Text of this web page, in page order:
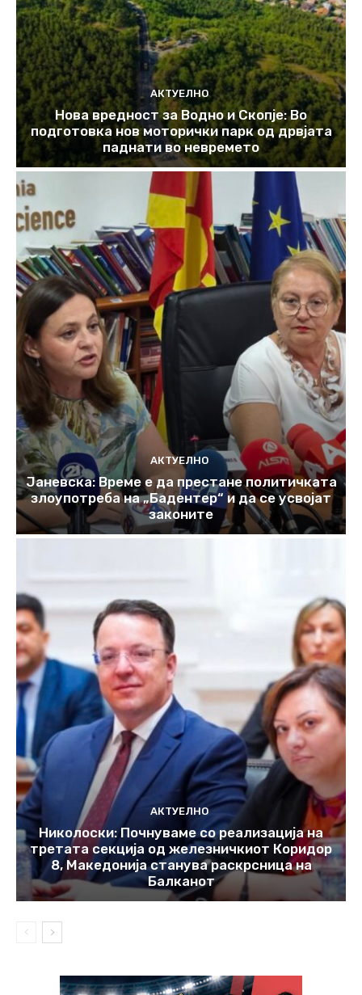
АКТУЕЛНО
Нова вредност за Водно и Скопје: Во
подготовка нов моторички парк од дрвјата
паднати во невремето
АКТУЕЛНО
Јаневска: Време е да престане политичката
злоупотреба на „Бадентер“ и да се усвојат
законите
АКТУЕЛНО
Николоски: Почнуваме со реализација на
третата секција од железничкиот Коридор
8, Македонија станува раскрсница на
Балканот